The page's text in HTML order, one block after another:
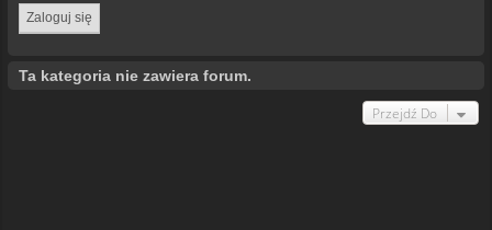
Ta kategoria nie zawiera forum.
Przejdź Do